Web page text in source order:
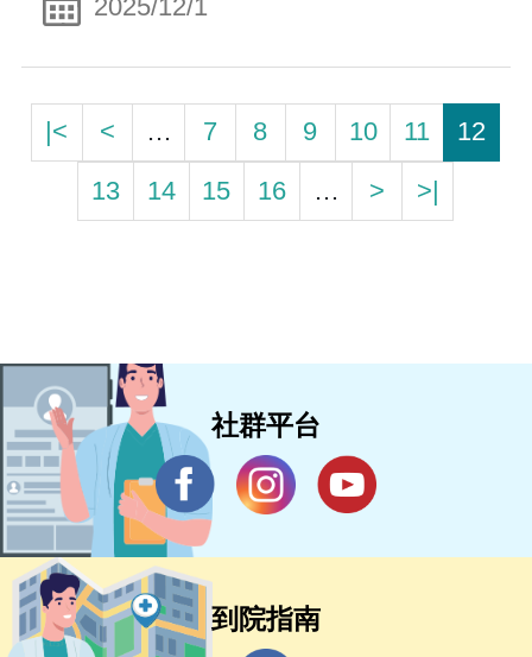
2025/12/1
|< < … 7 8 9 10 11
12
13
14 15 16 … > >|
社群平台
到院指南